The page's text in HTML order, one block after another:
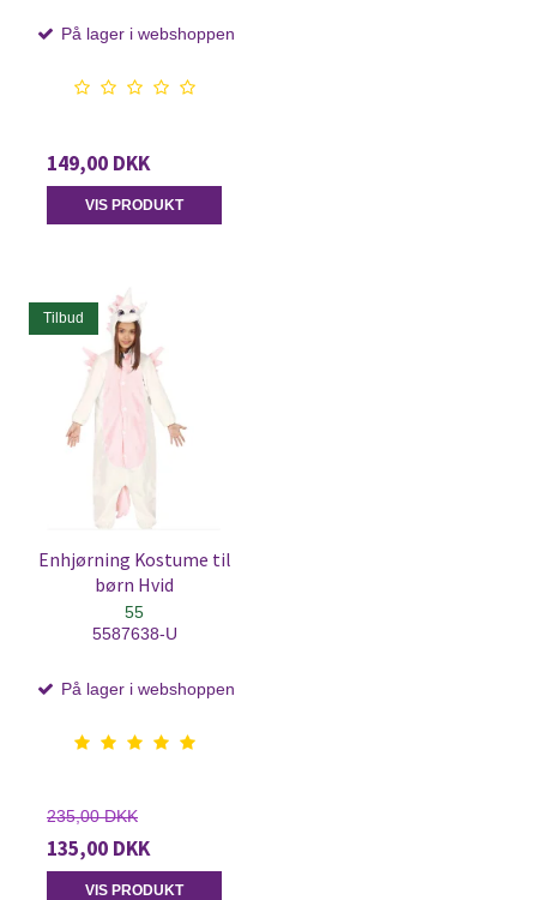
På lager i webshoppen
149,00 DKK
VIS PRODUKT
Tilbud
Enhjørning Kostume til
børn Hvid
55
5587638-U
På lager i webshoppen
235,00 DKK
135,00 DKK
VIS PRODUKT